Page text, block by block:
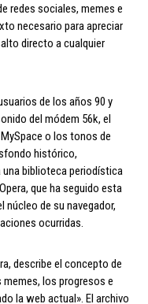
redes sociales, memes e
necesario para apreciar
directo a cualquier
de los años 90 y
del módem 56k, el
o los tonos de
histórico,
biblioteca periodística
que ha seguido esta
núcleo de su navegador,
ocurridas.
describe el concepto de
los progresos e
la web actual». El archivo